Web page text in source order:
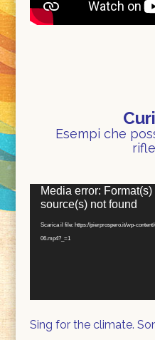
Esempi che
Video
Player
Media error:
source(s) not found
Scarica il file: https://pierprospero.it/wp-
06.mp4?_=1
Sing for the climate.